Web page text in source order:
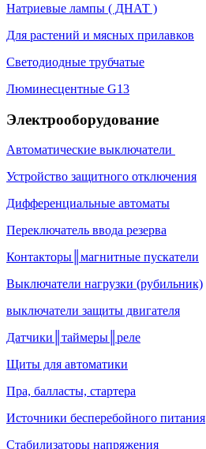
Натриевые лампы ( ДНАТ )
Для растений и мясных прилавков
Светодиодные трубчатые
Люминесцентные G13
Электрооборудование
Автоматические выключатели
Устройство защитного отключения
Дифференциальные автоматы
Переключатель ввода резерва
Контакторы║магнитные пускатели
Выключатели нагрузки (рубильник)
выключатели защиты двигателя
Датчики║таймеры║реле
Щиты для автоматики
Пра, балласты, стартера
Источники бесперебойного питания
Стабилизаторы напряжения